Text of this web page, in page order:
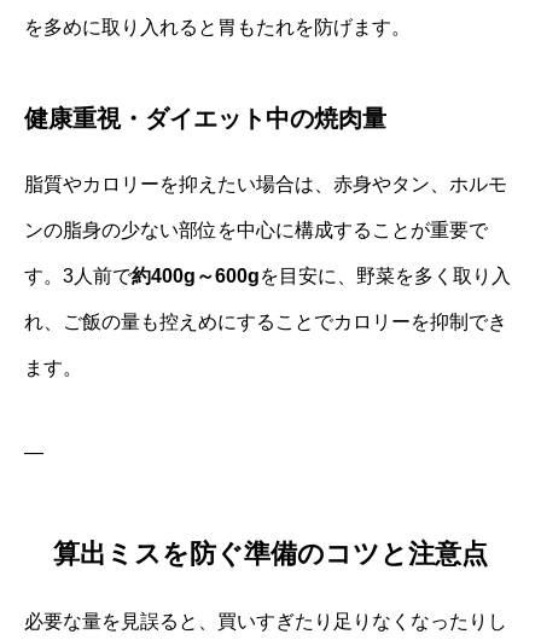
を多めに取り入れると胃もたれを防げます。
健康重視・ダイエット中の焼肉量
脂質やカロリーを抑えたい場合は、赤身やタン、ホルモ
ンの脂身の少ない部位を中心に構成することが重要で
す。3人前で約400g～600gを目安に、野菜を多く取り入
れ、ご飯の量も控えめにすることでカロリーを抑制でき
ます。
—
算出ミスを防ぐ準備のコツと注意点
必要な量を見誤ると、買いすぎたり足りなくなったりし